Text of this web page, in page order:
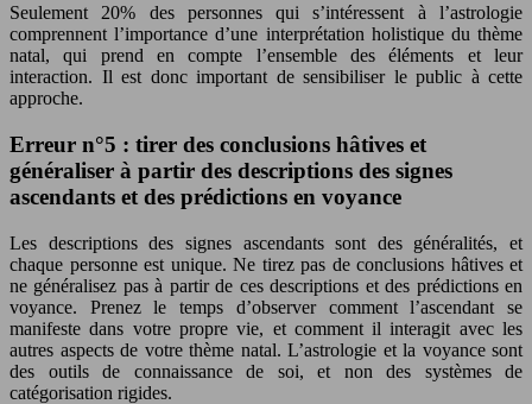
Seulement 20% des personnes qui s’intéressent à l’astrologie
comprennent l’importance d’une interprétation holistique du thème
natal, qui prend en compte l’ensemble des éléments et leur
interaction. Il est donc important de sensibiliser le public à cette
approche.
Erreur n°5 : tirer des conclusions hâtives et
généraliser à partir des descriptions des signes
ascendants et des prédictions en voyance
Les descriptions des signes ascendants sont des généralités, et
chaque personne est unique. Ne tirez pas de conclusions hâtives et
ne généralisez pas à partir de ces descriptions et des prédictions en
voyance. Prenez le temps d’observer comment l’ascendant se
manifeste dans votre propre vie, et comment il interagit avec les
autres aspects de votre thème natal. L’astrologie et la voyance sont
des outils de connaissance de soi, et non des systèmes de
catégorisation rigides.